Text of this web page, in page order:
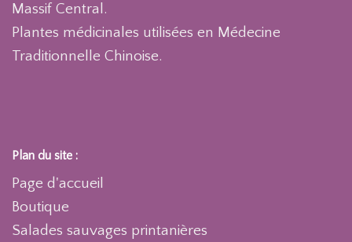
Massif Central.
Plantes médicinales utilisées en Médecine
Traditionnelle Chinoise.
Plan du site :
Page d'accueil
Boutique
Salades sauvages printanières